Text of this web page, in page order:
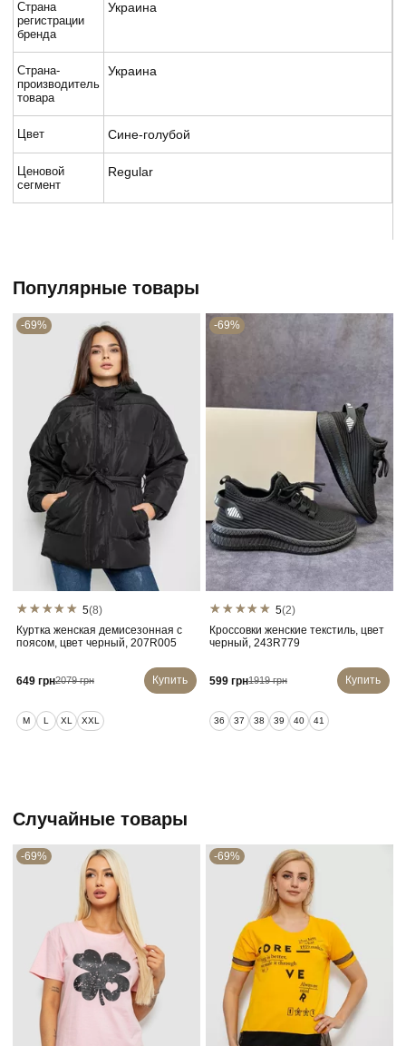
Страна
регистрации
бренда
Украина
Страна-
производитель
товара
Украина
Цвет Сине-голубой
Ценовой
сегмент
Regular
Популярные товары
-69%
5(8)
Куртка женская демисезонная с
поясом, цвет черный, 207R005
649 грн2079 грн Купить
M L XL XXL
-69%
5(2)
Кроссовки женские текстиль, цвет
черный, 243R779
599 грн1919 грн Купить
36 37 38 39 40 41
Случайные товары
-69% -69%